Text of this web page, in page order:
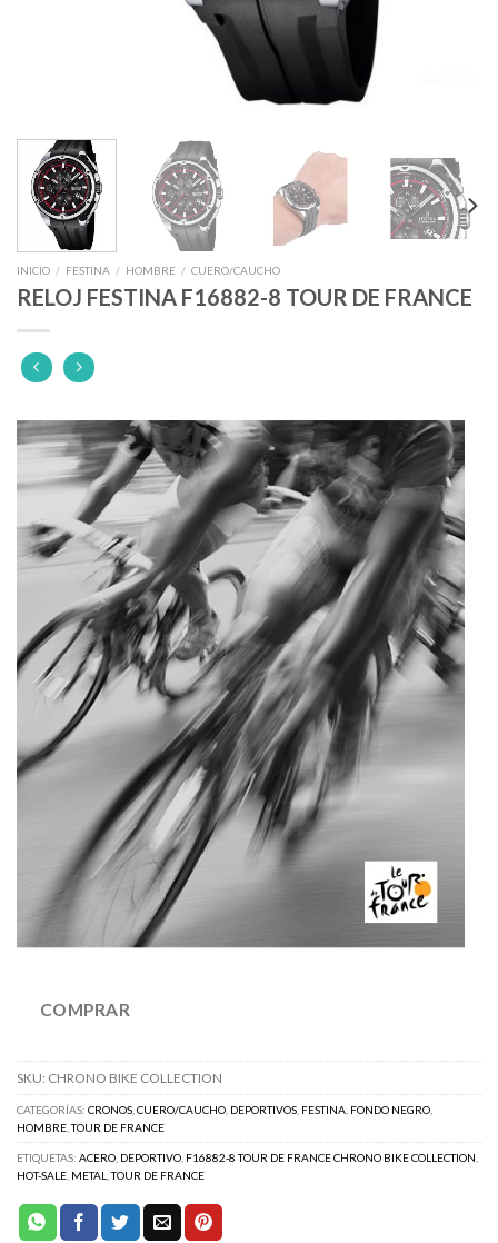
INICIO / FESTINA / HOMBRE / CUERO/CAUCHO
RELOJ FESTINA F16882-8 TOUR DE FRANCE
COMPRAR
SKU: CHRONO BIKE COLLECTION
CATEGORÍAS: CRONOS CUERO/CAUCHO DEPORTIVOS FESTINA FONDO NEGRO
HOMBRE ,TOUR DE FRANCE
ETIQUETAS: ACERO DEPORTIVO F16882-8 TOUR DE FRANCE CHRONO BIKE COLLECTION
HOT-SALE METAL ,TOUR DE FRANCE